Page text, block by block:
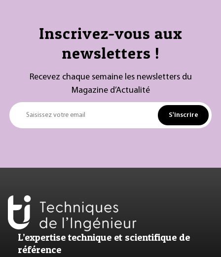
Inscrivez-vous aux
newsletters !
Recevez chaque semaine les newsletters du
Magazine d’Actualité
Saisissez votre email S'inscrire
L’expertise technique et scientifique de
référence